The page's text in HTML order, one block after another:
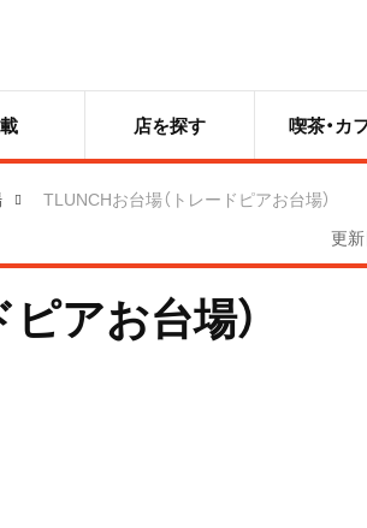
店を探す 喫茶・カ
TLUNCHお台場（トレードピアお台場）
更
アお台場）